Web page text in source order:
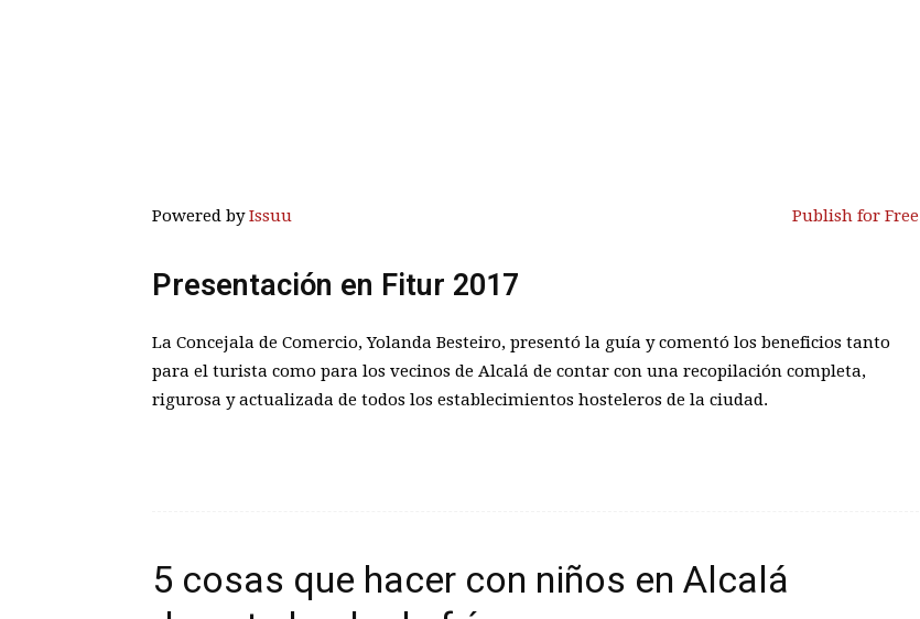
Powered byIssuu Publish for Free
Presentación en Fitur 2017
La Concejala de Comercio, Yolanda Besteiro, presentó la guía y comentó los beneficios tanto
para el turista como para los vecinos de Alcalá de contar con una recopilación completa,
rigurosa y actualizada de todos los establecimientos hosteleros de la ciudad.
5 cosas que hacer con niños en Alcalá